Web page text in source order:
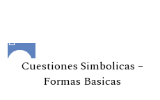
Cuestiones Simbolicas –
Formas Basicas